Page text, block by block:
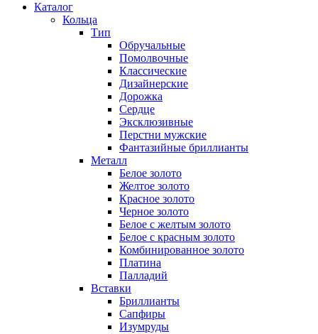
Каталог
Кольца
Тип
Обручальные
Помолвочные
Классические
Дизайнерские
Дорожка
Сердце
Эксклюзивные
Перстни мужские
Фантазийные бриллианты
Металл
Белое золото
Желтое золото
Красное золото
Черное золото
Белое с желтым золото
Белое с красным золото
Комбинированное золото
Платина
Палладий
Вставки
Бриллианты
Сапфиры
Изумруды